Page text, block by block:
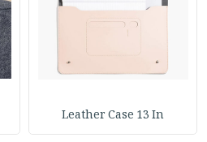
Leather Case 13 In